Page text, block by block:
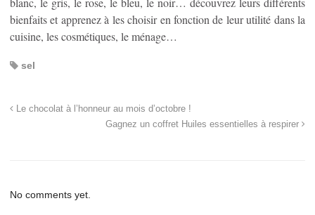
bienfaits et apprenez à les choisir en fonction de leur utilité dans la
cuisine, les cosmétiques, le ménage…
sel
Le chocolat à l’honneur au mois d’octobre !
Gagnez un coffret Huiles essentielles à respirer
No comments yet.